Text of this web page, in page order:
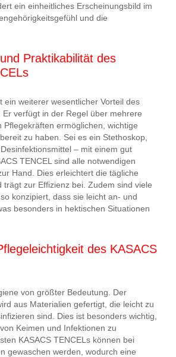
ein einheitliches Erscheinungsbild im
und die
Praktikabilität des
ein weiterer wesentlicher Vorteil des
Er verfügt in der Regel über mehrere
Pflegekräften ermöglichen, wichtige
zu haben. Sei es ein Stethoskop,
– mit einem gut
TENCEL sind alle notwendigen
Hand. Dies erleichtert die tägliche
trägt zur Effizienz bei. Zudem sind viele
konzipiert, dass sie leicht an- und
besonders in hektischen Situationen
des KASACS
von größter Bedeutung. Der
aus Materialien gefertigt, die leicht zu
sind. Dies ist besonders wichtig,
Keimen und Infektionen zu
KASACS TENCELs können bei
gewaschen werden, wodurch eine